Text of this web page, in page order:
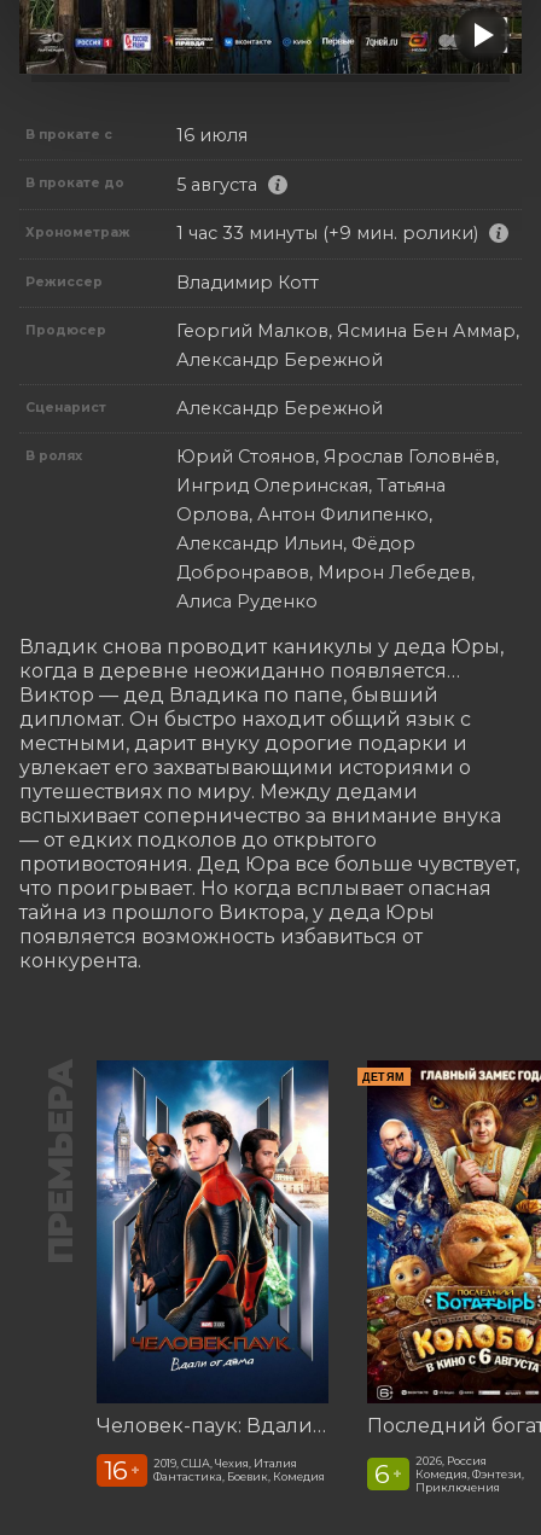
В прокате с 16 июля
В прокате до 5 августа
Хронометраж 1 час 33 минуты (+9 мин. ролики)
Режиссер Владимир Котт
Продюсер
Георгий Малков, Ясмина Бен Аммар,
Александр Бережной
Сценарист Александр Бережной
В ролях
Юрий Стоянов, Ярослав Головнёв,
Ингрид Олеринская, Татьяна
Орлова, Антон Филипенко,
Александр Ильин, Фёдор
Добронравов, Мирон Лебедев,
Алиса Руденко
Владик снова проводит каникулы у деда Юры,
когда в деревне неожиданно появляется…
Виктор — дед Владика по папе, бывший
дипломат. Он быстро находит общий язык с
местными, дарит внуку дорогие подарки и
увлекает его захватывающими историями о
путешествиях по миру. Между дедами
вспыхивает соперничество за внимание внука
— от едких подколов до открытого
противостояния. Дед Юра все больше чувствует,
что проигрывает. Но когда всплывает опасная
тайна из прошлого Виктора, у деда Юры
появляется возможность избавиться от
конкурента.
ПРЕМЬЕРА
Человек-паук: Вдали от дома (2019)
16 +
2019, США, Чехия, Италия
Фантастика, Боевик, Комедия
ДЕТЯМ
6 +
2026, Россия
Комедия, Фэнтези,
Приключения